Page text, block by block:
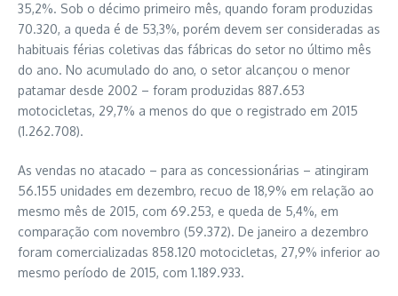
35,2%. Sob o décimo primeiro mês, quando foram produzidas
70.320, a queda é de 53,3%, porém devem ser consideradas as
habituais férias coletivas das fábricas do setor no último mês
do ano. No acumulado do ano, o setor alcançou o menor
patamar desde 2002 – foram produzidas 887.653
motocicletas, 29,7% a menos do que o registrado em 2015
(1.262.708).
As vendas no atacado – para as concessionárias – atingiram
56.155 unidades em dezembro, recuo de 18,9% em relação ao
mesmo mês de 2015, com 69.253, e queda de 5,4%, em
comparação com novembro (59.372). De janeiro a dezembro
foram comercializadas 858.120 motocicletas, 27,9% inferior ao
mesmo período de 2015, com 1.189.933.